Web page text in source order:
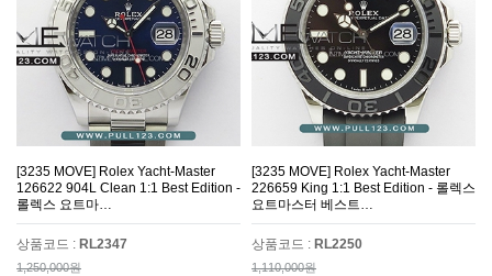
[3235 MOVE] Rolex Yacht-Master
126622 904L Clean 1:1 Best Edition -
롤렉스 요트마…
상품코드 : RL2347
1,250,000원
[3235 MOVE] Rolex Yacht-Master
226659 King 1:1 Best Edition - 롤렉스
요트마스터 베스트…
상품코드 : RL2250
1,110,000원